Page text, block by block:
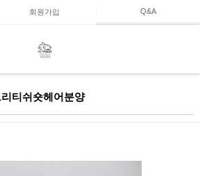
회원가입 Q&A
티쉬숏헤어분양